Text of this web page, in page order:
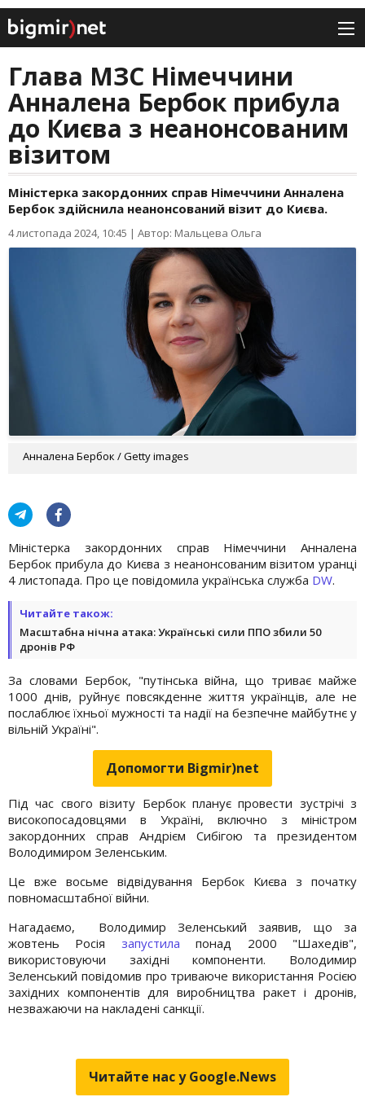
Глава МЗС Німеччини
Анналена Бербок прибула
до Києва з неанонсованим
візитом
Міністерка закордонних справ Німеччини Анналена
Бербок здійснила неанонсований візит до Києва.
4 листопада 2024, 10:45 | Автор: Мальцева Ольга
Анналена Бербок / Getty images
Міністерка закордонних справ Німеччини Анналена
Бербок прибула до Києва з неанонсованим візитом уранці
4 листопада. Про це повідомила українська служба DW.
Читайте також:
Масштабна нічна атака: Українські сили ППО збили 50
дронів РФ
За словами Бербок, "путінська війна, що триває майже
1000 днів, руйнує повсякденне життя українців, але не
послаблює їхньої мужності та надії на безпечне майбутнє у
вільній Україні".
Допомогти Bigmir)net
Під час свого візиту Бербок планує провести зустрічі з
високопосадовцями в Україні, включно з міністром
закордонних справ Андрієм Сибігою та президентом
Володимиром Зеленським.
Це вже восьме відвідування Бербок Києва з початку
повномасштабної війни.
Нагадаємо, Володимир Зеленський заявив, що за
жовтень Росія запустила понад 2000 "Шахедів",
використовуючи західні компоненти. Володимир
Зеленський повідомив про триваюче використання Росією
західних компонентів для виробництва ракет і дронів,
незважаючи на накладені санкції.
Читайте нас у Google.News